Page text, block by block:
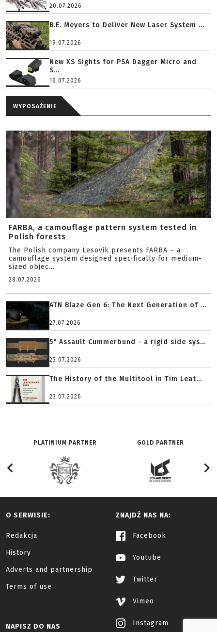
20.07.2026
B.E. Meyers to Deliver New Laser System ...
19.07.2026
New XS Sights for PSA Dagger Micro and
S...
16.07.2026
WYPOSAŻENIE
FARBA, a camouflage pattern system tested in
Polish forests
The Polish company Lesovik presents FARBA – a
camouflage system designed specifically for medium-
sized objec...
28.07.2026
ATN Blaze Gen 6: The Next Generation of ...
27.07.2026
5" Assault Cummerbund - a rigid side sys...
23.07.2026
The History of the Multitool in Tim Leat...
23.07.2026
PLATINIUM PARTNER GOLD PARTNER
O SERWISIE:
Redakcja
History
Adverts and partnership
Terms of use
ZNAJDŹ NAS NA:
Facebook
Youtube
Twitter
Vimeo
Instagram
NAPISZ DO NAS